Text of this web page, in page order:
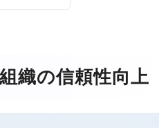
織の信頼性向上